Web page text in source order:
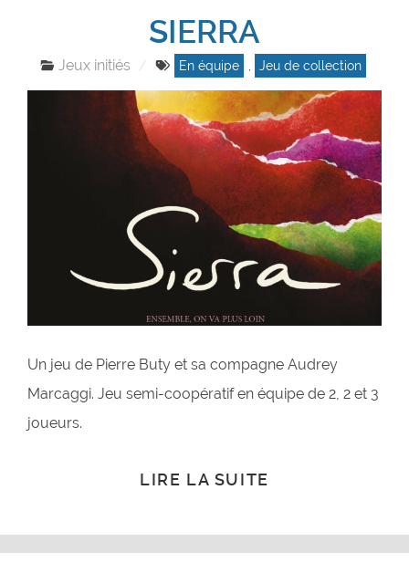
SIERRA
Jeux initiés En équipe , Jeu de collection
Un jeu de Pierre Buty et sa compagne Audrey
Marcaggi. Jeu semi-coopératif en équipe de 2, 2 et 3
joueurs.
LIRE LA SUITE